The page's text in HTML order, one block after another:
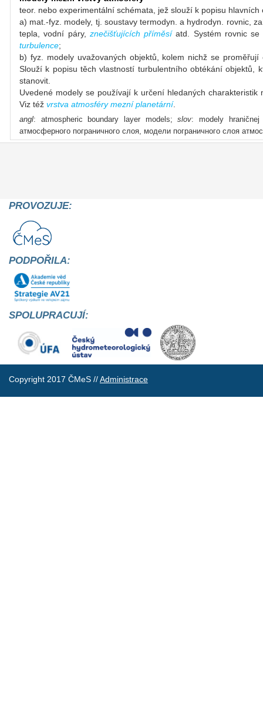
teor. nebo experimentální schémata, jež slouží k popisu
a) mat.-fyz. modely, tj. soustavy termodyn. a hydrodyn. rovnic,
tepla, vodní páry, znečišťujících příměsíatd. Systém rovnic se
turbulence;
b) fyz. modely uvažovaných objektů, kolem nichž se
Slouží k popisu těch vlastností turbulentního obtékání objektů,
stanovit.
Uvedené modely se používají k určení hledaných
Viz též vrstva atmosféry mezní planetární.
angl: atmospheric boundary layer models;slov: modely
атмосферного пограничного слоя, модели пограничного слоя
PROVOZUJE:
PODPOŘILA:
SPOLUPRACUJÍ:
Copyright 2017 ČMeS //Administrace